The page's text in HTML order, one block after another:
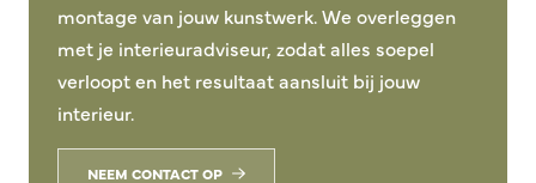
montage van jouw kunstwerk. We overleggen
met je interieuradviseur, zodat alles soepel
verloopt en het resultaat aansluit bij jouw
interieur.
NEEM CONTACT OP